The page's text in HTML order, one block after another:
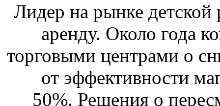
Лидер на рынке детской
аренду. Около года
торговыми центрами о
от эффективности
50%. Решения о